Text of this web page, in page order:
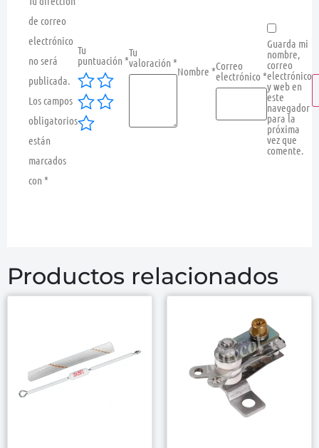
de correo
electrónico
no será
publicada.
Los campos
obligatorios
están
marcados
con *
Tu
puntuación *
Tu
valoración *
Nombre *Correo
electrónico *
Guarda mi
nombre,
correo
electrónico
y web en
este
navegador
para la
próxima
vez que
comente.
Productos relacionados